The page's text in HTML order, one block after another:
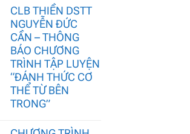
CLB THIỀN DSTT
NGUYỄN ĐỨC
CẦN – THÔNG
BÁO CHƯƠNG
TRÌNH TẬP LUYỆN
“ĐÁNH THỨC CƠ
THỂ TỪ BÊN
TRONG”